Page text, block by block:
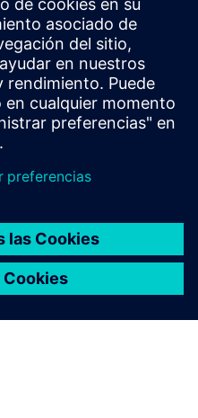
en el centro de
las normas, aumentar la
reducir los costes
energética y reducir las